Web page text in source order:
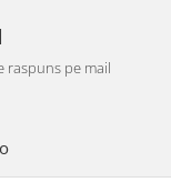
raspuns pe mail